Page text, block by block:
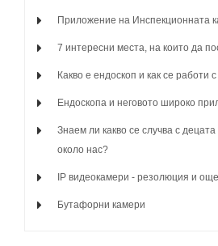
Приложение на Инспекционната
7 интересни места, на които да
Какво е ендоскоп и как се работи с
Ендоскопа и неговото широко
Знаем ли какво се случва с
около нас?
IP видеокамери - резолюция и
Бутафорни камери